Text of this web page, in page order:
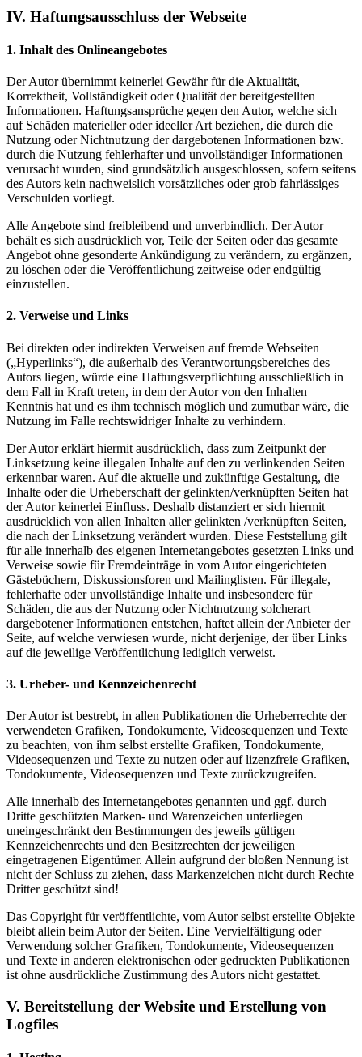
IV. Haftungsausschluss der Webseite
1. Inhalt des Onlineangebotes
Der Autor übernimmt keinerlei Gewähr für die Aktualität,
Korrektheit, Vollständigkeit oder Qualität der bereitgestellten
Informationen. Haftungsansprüche gegen den Autor, welche sich
auf Schäden materieller oder ideeller Art beziehen, die durch die
Nutzung oder Nichtnutzung der dargebotenen Informationen bzw.
durch die Nutzung fehlerhafter und unvollständiger Informationen
verursacht wurden, sind grundsätzlich ausgeschlossen, sofern seitens
des Autors kein nachweislich vorsätzliches oder grob fahrlässiges
Verschulden vorliegt.
Alle Angebote sind freibleibend und unverbindlich. Der Autor
behält es sich ausdrücklich vor, Teile der Seiten oder das gesamte
Angebot ohne gesonderte Ankündigung zu verändern, zu ergänzen,
zu löschen oder die Veröffentlichung zeitweise oder endgültig
einzustellen.
2. Verweise und Links
Bei direkten oder indirekten Verweisen auf fremde Webseiten
(„Hyperlinks“), die außerhalb des Verantwortungsbereiches des
Autors liegen, würde eine Haftungsverpflichtung ausschließlich in
dem Fall in Kraft treten, in dem der Autor von den Inhalten
Kenntnis hat und es ihm technisch möglich und zumutbar wäre, die
Nutzung im Falle rechtswidriger Inhalte zu verhindern.
Der Autor erklärt hiermit ausdrücklich, dass zum Zeitpunkt der
Linksetzung keine illegalen Inhalte auf den zu verlinkenden Seiten
erkennbar waren. Auf die aktuelle und zukünftige Gestaltung, die
Inhalte oder die Urheberschaft der gelinkten/verknüpften Seiten hat
der Autor keinerlei Einfluss. Deshalb distanziert er sich hiermit
ausdrücklich von allen Inhalten aller gelinkten /verknüpften Seiten,
die nach der Linksetzung verändert wurden. Diese Feststellung gilt
für alle innerhalb des eigenen Internetangebotes gesetzten Links und
Verweise sowie für Fremdeinträge in vom Autor eingerichteten
Gästebüchern, Diskussionsforen und Mailinglisten. Für illegale,
fehlerhafte oder unvollständige Inhalte und insbesondere für
Schäden, die aus der Nutzung oder Nichtnutzung solcherart
dargebotener Informationen entstehen, haftet allein der Anbieter der
Seite, auf welche verwiesen wurde, nicht derjenige, der über Links
auf die jeweilige Veröffentlichung lediglich verweist.
3. Urheber- und Kennzeichenrecht
Der Autor ist bestrebt, in allen Publikationen die Urheberrechte der
verwendeten Grafiken, Tondokumente, Videosequenzen und Texte
zu beachten, von ihm selbst erstellte Grafiken, Tondokumente,
Videosequenzen und Texte zu nutzen oder auf lizenzfreie Grafiken,
Tondokumente, Videosequenzen und Texte zurückzugreifen.
Alle innerhalb des Internetangebotes genannten und ggf. durch
Dritte geschützten Marken- und Warenzeichen unterliegen
uneingeschränkt den Bestimmungen des jeweils gültigen
Kennzeichenrechts und den Besitzrechten der jeweiligen
eingetragenen Eigentümer. Allein aufgrund der bloßen Nennung ist
nicht der Schluss zu ziehen, dass Markenzeichen nicht durch Rechte
Dritter geschützt sind!
Das Copyright für veröffentlichte, vom Autor selbst erstellte Objekte
bleibt allein beim Autor der Seiten. Eine Vervielfältigung oder
Verwendung solcher Grafiken, Tondokumente, Videosequenzen
und Texte in anderen elektronischen oder gedruckten Publikationen
ist ohne ausdrückliche Zustimmung des Autors nicht gestattet.
V. Bereitstellung der Website und Erstellung von
Logfiles